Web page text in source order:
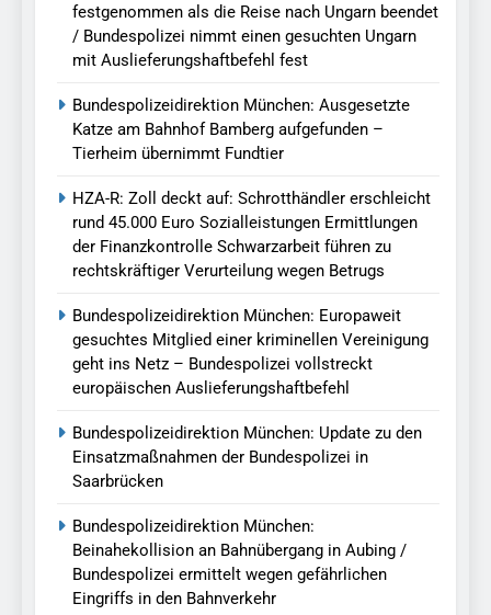
festgenommen als die Reise nach Ungarn beendet
/ Bundespolizei nimmt einen gesuchten Ungarn
mit Auslieferungshaftbefehl fest
Bundespolizeidirektion München: Ausgesetzte
Katze am Bahnhof Bamberg aufgefunden –
Tierheim übernimmt Fundtier
HZA-R: Zoll deckt auf: Schrotthändler erschleicht
rund 45.000 Euro Sozialleistungen Ermittlungen
der Finanzkontrolle Schwarzarbeit führen zu
rechtskräftiger Verurteilung wegen Betrugs
Bundespolizeidirektion München: Europaweit
gesuchtes Mitglied einer kriminellen Vereinigung
geht ins Netz – Bundespolizei vollstreckt
europäischen Auslieferungshaftbefehl
Bundespolizeidirektion München: Update zu den
Einsatzmaßnahmen der Bundespolizei in
Saarbrücken
Bundespolizeidirektion München:
Beinahekollision an Bahnübergang in Aubing /
Bundespolizei ermittelt wegen gefährlichen
Eingriffs in den Bahnverkehr